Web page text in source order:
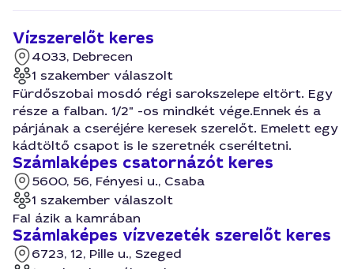
Vízszerelőt keres
4033, Debrecen
1 szakember válaszolt
Fürdőszobai mosdó régi sarokszelepe eltört. Egy
része a falban. 1/2" -os mindkét vége.Ennek és a
párjának a cseréjére keresek szerelőt. Emelett egy
kádtöltő csapot is le szeretnék cseréltetni.
Számlaképes csatornázót keres
5600, 56, Fényesi u., Csaba
1 szakember válaszolt
Fal ázik a kamrában
Számlaképes vízvezeték szerelőt keres
6723, 12, Pille u., Szeged